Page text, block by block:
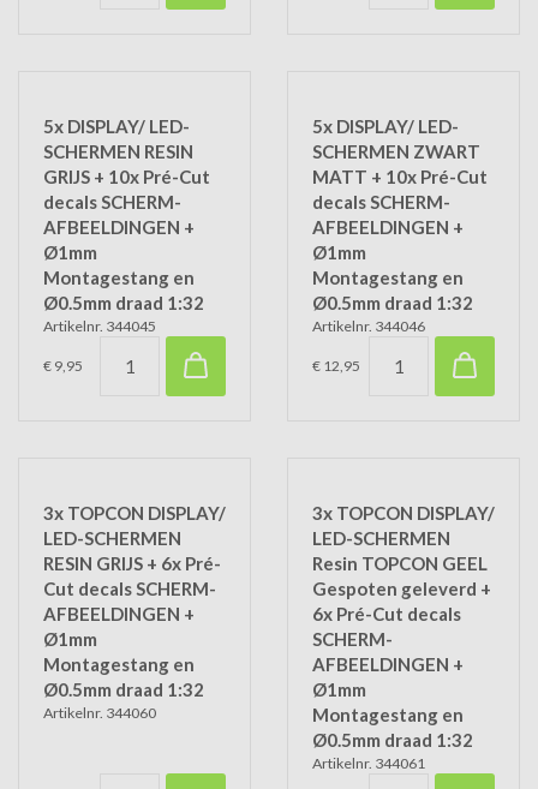
5x DISPLAY/ LED-
SCHERMEN RESIN
GRIJS + 10x Pré-Cut
decals SCHERM-
AFBEELDINGEN +
Ø1mm
Montagestang en
Ø0.5mm draad 1:32
Artikelnr. 344045
€ 9,95
5x DISPLAY/ LED-
SCHERMEN ZWART
MATT + 10x Pré-Cut
decals SCHERM-
AFBEELDINGEN +
Ø1mm
Montagestang en
Ø0.5mm draad 1:32
Artikelnr. 344046
€ 12,95
3x TOPCON DISPLAY/
LED-SCHERMEN
RESIN GRIJS + 6x Pré-
Cut decals SCHERM-
AFBEELDINGEN +
Ø1mm
Montagestang en
Ø0.5mm draad 1:32
Artikelnr. 344060
3x TOPCON DISPLAY/
LED-SCHERMEN
Resin TOPCON GEEL
Gespoten geleverd +
6x Pré-Cut decals
SCHERM-
AFBEELDINGEN +
Ø1mm
Montagestang en
Ø0.5mm draad 1:32
Artikelnr. 344061